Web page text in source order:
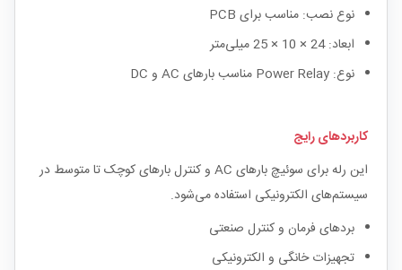
نوع نصب: مناسب برای PCB
ابعاد: 24 × 10 × 25 میلی‌متر
نوع: Power Relay مناسب بارهای AC و DC
کاربردهای رایج
این رله برای سوئیچ بارهای AC و کنترل بارهای کوچک تا متوسط در
سیستم‌های الکترونیکی استفاده می‌شود.
بردهای فرمان و کنترل صنعتی
تجهیزات خانگی و الکترونیکی